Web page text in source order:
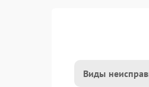
Виды